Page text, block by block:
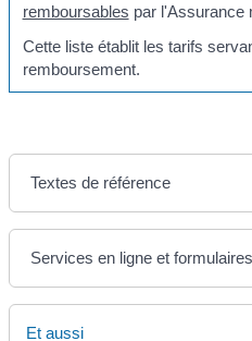
remboursables par l'Assurance
Cette liste établit les tarifs
remboursement.
Textes de référence
Services en ligne et formulaires
Et aussi